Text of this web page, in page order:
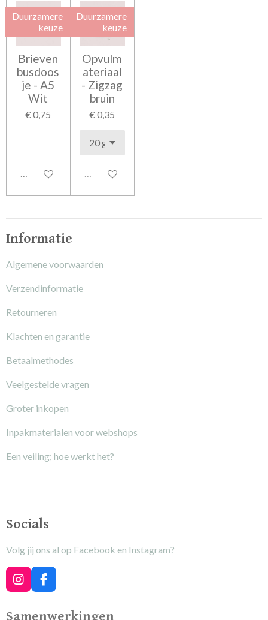
Duurzamere
keuze
Brieven
busdoos
je - A5
Wit
€ 0,75
In winkelwagen
Duurzamere
keuze
Opvulm
ateriaal
- Zigzag
bruin
€ 0,35
Uitverkocht
Informatie
Algemene voorwaarden
Verzendinformatie
Retourneren
Klachten en garantie
Betaalmethodes
Veelgestelde vragen
Groter inkopen
Inpakmaterialen voor webshops
Een veiling; hoe werkt het?
Socials
Volg jij ons al op Facebook en Instagram?
I
n
F
a
Samenwerkingen